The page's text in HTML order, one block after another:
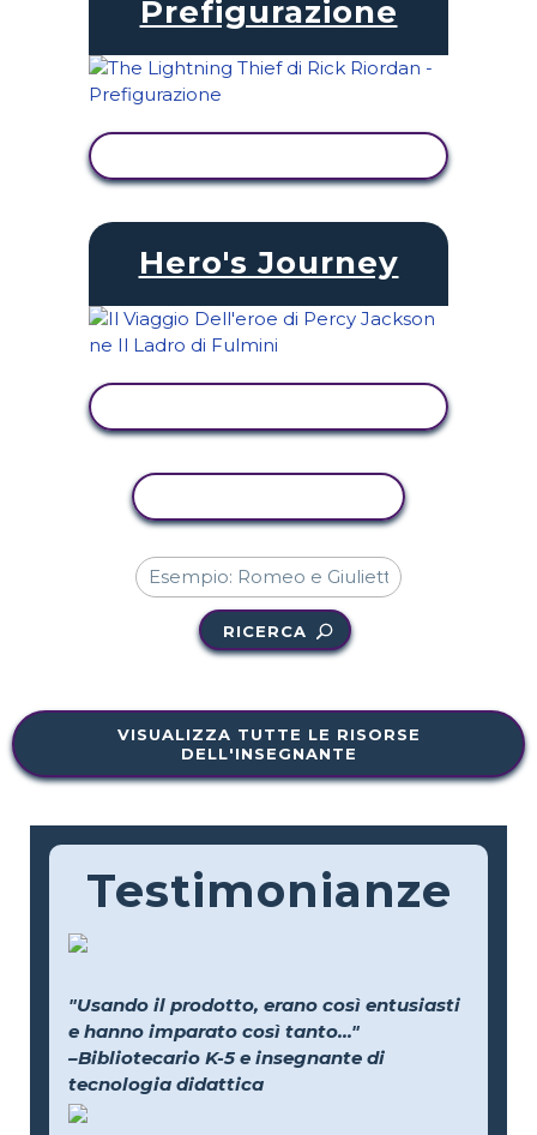
Prefigurazione
Hero's Journey
RICERCA
VISUALIZZA TUTTE LE RISORSE
DELL'INSEGNANTE
Testimonianze
"Usando il prodotto, erano così entusiasti
e hanno imparato così tanto..."
–Bibliotecario K-5 e insegnante di
tecnologia didattica